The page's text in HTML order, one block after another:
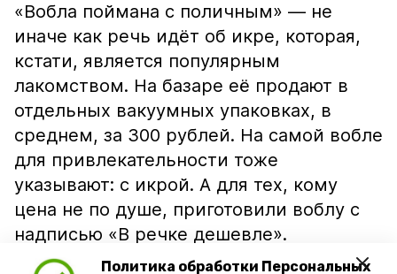
Политика обработки Персональных
«Вобла поймана с поличным» — не
иначе как речь идёт об икре, которая,
кстати, является популярным
лакомством. На базаре её продают в
отдельных вакуумных упаковках, в
среднем, за 300 рублей. На самой вобле
для привлекательности тоже
указывают: с икрой. А для тех, кому
цена не по душе, приготовили воблу с
надписью «В речке дешевле».